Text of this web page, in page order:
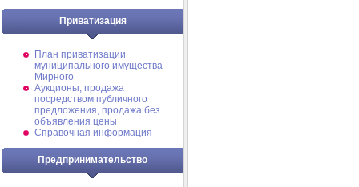
Приватизация
План приватизации
муниципального имущества
Мирного
Аукционы, продажа
посредством публичного
предложения, продажа без
объявления цены
Справочная информация
Предпринимательство